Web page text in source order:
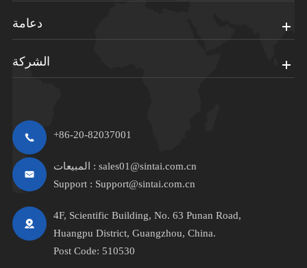
دعامة
الشركة
+86-20-82037001
المبيعات : sales01@sintai.com.cn
Support : Support@sintai.com.cn
4F, Scientific Building, No. 63 Punan Road,
Huangpu District, Guangzhou, China.
Post Code: 510530